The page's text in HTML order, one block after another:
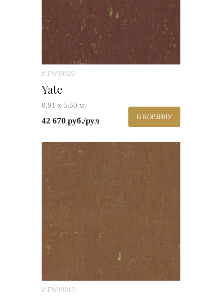
# FW19020
Yate
0,91 х 5,50 м.
42 670 руб./рул В КОРЗИНУ
# FW19019